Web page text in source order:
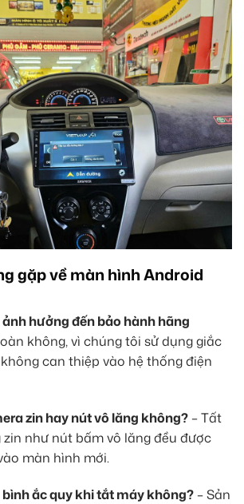
gặp về màn hình Android
hưởng đến bảo hành hãng
không, vì chúng tôi sử dụng giắc
can thiệp vào hệ thống điện
zin hay nút vô lăng không? – Tất
như nút bấm vô lăng đều được
màn hình mới.
ắc quy khi tắt máy không? – Sản